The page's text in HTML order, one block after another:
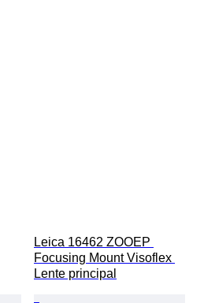
Leica 16462 ZOOEP
Focusing Mount Visoflex
Lente principal